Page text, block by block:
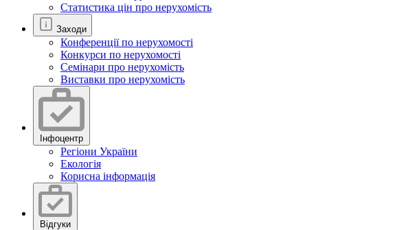
Статистика цін про нерухомість
Заходи
Конференції по нерухомості
Конкурси по нерухомості
Семінари про нерухомість
Виставки про нерухомість
Інфоцентр
Регіони України
Екологія
Корисна інформація
Відгуки